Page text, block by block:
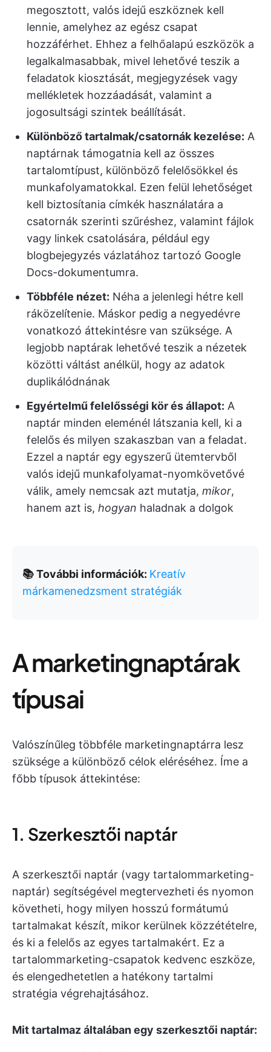
megosztott, valós idejű eszköznek kell
lennie, amelyhez az egész csapat
hozzáférhet. Ehhez a felhőalapú eszközök a
legalkalmasabbak, mivel lehetővé teszik a
feladatok kiosztását, megjegyzések vagy
mellékletek hozzáadását, valamint a
jogosultsági szintek beállítását.
Különböző tartalmak/csatornák kezelése: A
naptárnak támogatnia kell az összes
tartalomtípust, különböző felelősökkel és
munkafolyamatokkal. Ezen felül lehetőséget
kell biztosítania címkék használatára a
csatornák szerinti szűréshez, valamint fájlok
vagy linkek csatolására, például egy
blogbejegyzés vázlatához tartozó Google
Docs-dokumentumra.
Többféle nézet: Néha a jelenlegi hétre kell
ráközelítenie. Máskor pedig a negyedévre
vonatkozó áttekintésre van szüksége. A
legjobb naptárak lehetővé teszik a nézetek
közötti váltást anélkül, hogy az adatok
duplikálódnának
Egyértelmű felelősségi kör és állapot: A
naptár minden eleménél látszania kell, ki a
felelős és milyen szakaszban van a feladat.
Ezzel a naptár egy egyszerű ütemtervből
valós idejű munkafolyamat-nyomkövetővé
válik, amely nemcsak azt mutatja, mikor,
hanem azt is, hogyan haladnak a dolgok
📚 További információk: Kreatív
márkamenedzsment stratégiák
A marketingnaptárak
típusai
Valószínűleg többféle marketingnaptárra lesz
szüksége a különböző célok eléréséhez. Íme a
főbb típusok áttekintése:
1. Szerkesztői naptár
A szerkesztői naptár (vagy tartalommarketing-
naptár) segítségével megtervezheti és nyomon
követheti, hogy milyen hosszú formátumú
tartalmakat készít, mikor kerülnek közzétételre,
és ki a felelős az egyes tartalmakért. Ez a
tartalommarketing-csapatok kedvenc eszköze,
és elengedhetetlen a hatékony tartalmi
stratégia végrehajtásához.
Mit tartalmaz általában egy szerkesztői naptár: